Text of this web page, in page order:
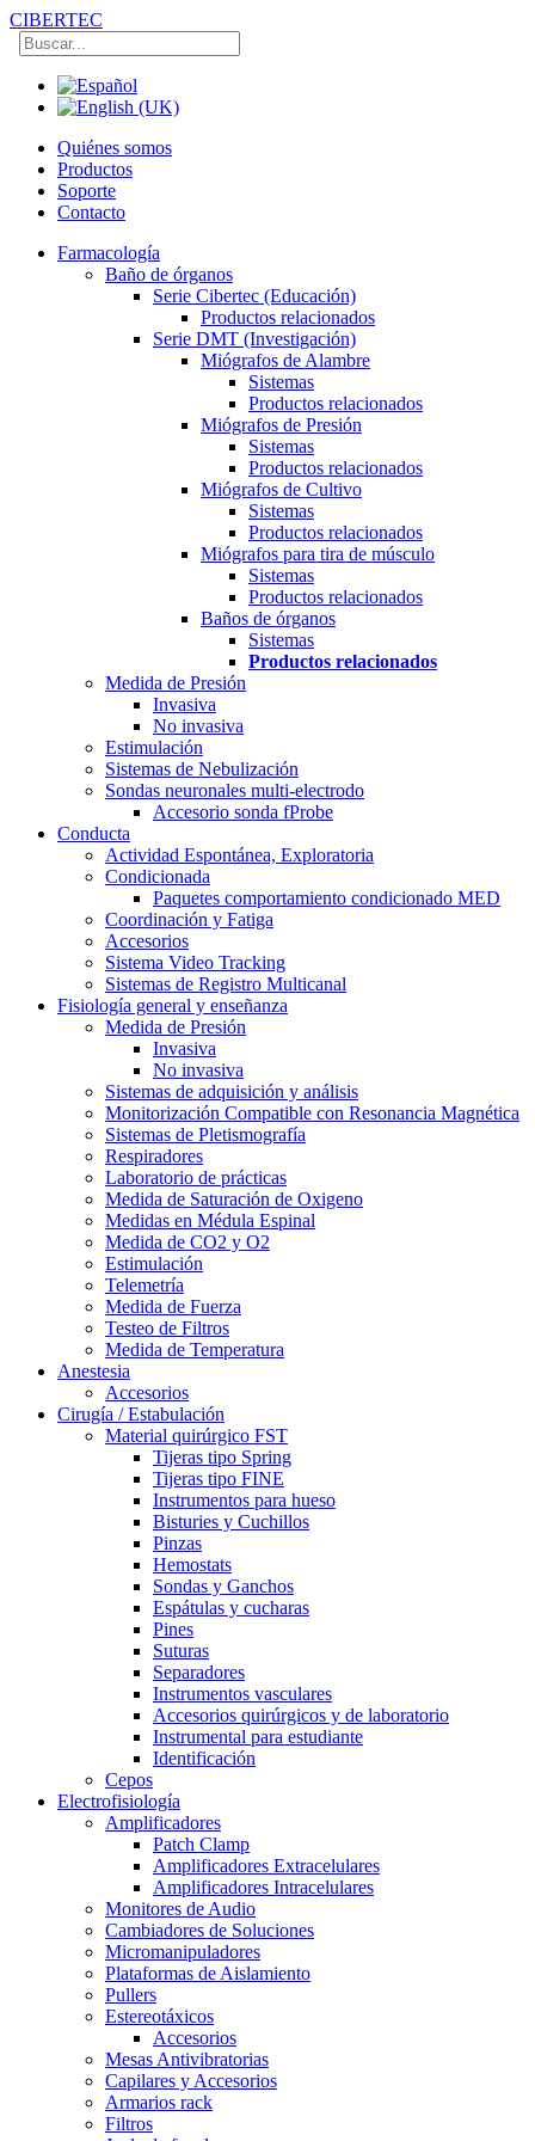
CIBERTEC
Quiénes somos
Productos
Soporte
Contacto
Farmacología
Baño de órganos
Serie Cibertec (Educación)
Productos relacionados
Serie DMT (Investigación)
Miógrafos de Alambre
Sistemas
Productos relacionados
Miógrafos de Presión
Sistemas
Productos relacionados
Miógrafos de Cultivo
Sistemas
Productos relacionados
Miógrafos para tira de músculo
Sistemas
Productos relacionados
Baños de órganos
Sistemas
Productos relacionados
Medida de Presión
Invasiva
No invasiva
Estimulación
Sistemas de Nebulización
Sondas neuronales multi-electrodo
Accesorio sonda fProbe
Conducta
Actividad Espontánea, Exploratoria
Condicionada
Paquetes comportamiento condicionado MED
Coordinación y Fatiga
Accesorios
Sistema Video Tracking
Sistemas de Registro Multicanal
Fisiología general y enseñanza
Medida de Presión
Invasiva
No invasiva
Sistemas de adquisición y análisis
Monitorización Compatible con Resonancia Magnética
Sistemas de Pletismografía
Respiradores
Laboratorio de prácticas
Medida de Saturación de Oxigeno
Medidas en Médula Espinal
Medida de CO2 y O2
Estimulación
Telemetría
Medida de Fuerza
Testeo de Filtros
Medida de Temperatura
Anestesia
Accesorios
Cirugía / Estabulación
Material quirúrgico FST
Tijeras tipo Spring
Tijeras tipo FINE
Instrumentos para hueso
Bisturies y Cuchillos
Pinzas
Hemostats
Sondas y Ganchos
Espátulas y cucharas
Pines
Suturas
Separadores
Instrumentos vasculares
Accesorios quirúrgicos y de laboratorio
Instrumental para estudiante
Identificación
Cepos
Electrofisiología
Amplificadores
Patch Clamp
Amplificadores Extracelulares
Amplificadores Intracelulares
Monitores de Audio
Cambiadores de Soluciones
Micromanipuladores
Plataformas de Aislamiento
Pullers
Estereotáxicos
Accesorios
Mesas Antivibratorias
Capilares y Accesorios
Armarios rack
Filtros